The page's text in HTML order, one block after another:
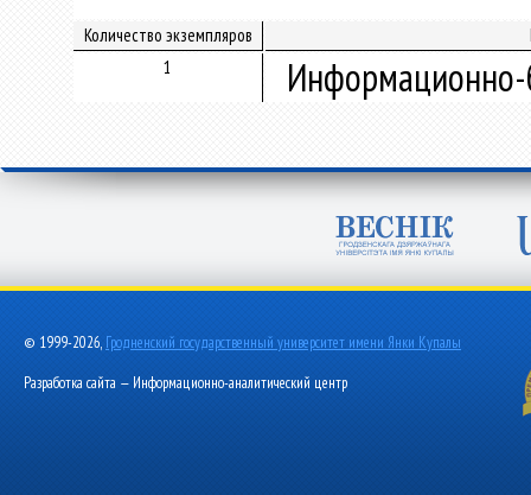
Количество экземпляров
1
Информационно-
© 1999-2026, Гродненский государственный университет имени Янки Купалы
Разработка сайта — Информационно-аналитический центр